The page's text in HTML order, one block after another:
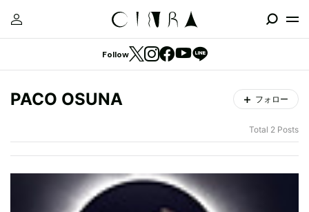
Follow
PACO OSUNA フォロー
Total 2 Posts